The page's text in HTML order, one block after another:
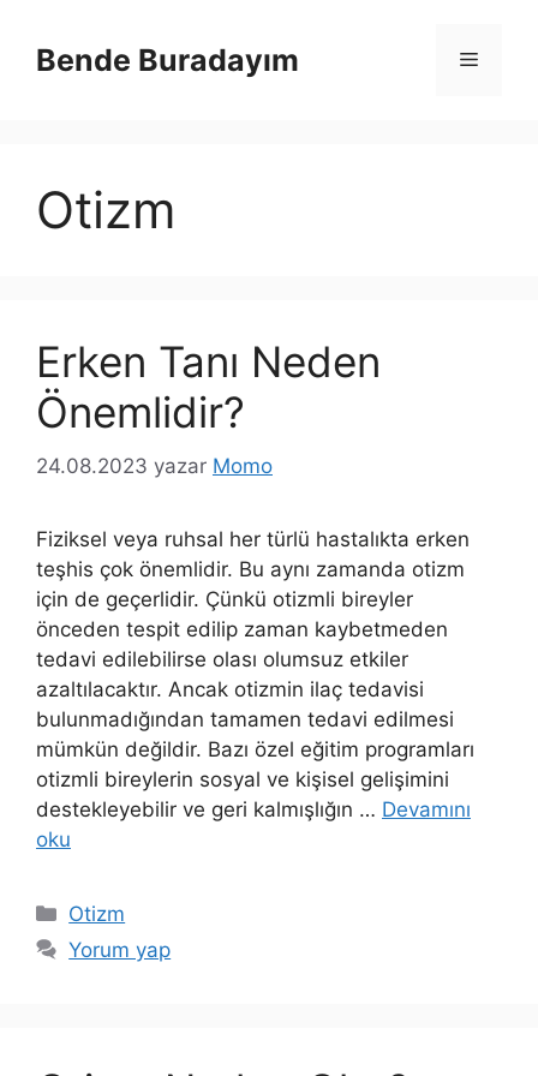
Bende Buradayım Menü
Otizm
Erken Tanı Neden
Önemlidir?
24.08.2023 yazar Momo
Fiziksel veya ruhsal her türlü hastalıkta erken
teşhis çok önemlidir. Bu aynı zamanda otizm
için de geçerlidir. Çünkü otizmli bireyler
önceden tespit edilip zaman kaybetmeden
tedavi edilebilirse olası olumsuz etkiler
azaltılacaktır. Ancak otizmin ilaç tedavisi
bulunmadığından tamamen tedavi edilmesi
mümkün değildir. Bazı özel eğitim programları
otizmli bireylerin sosyal ve kişisel gelişimini
destekleyebilir ve geri kalmışlığın … Devamını
oku
Kategoriler
Otizm
Yorum yap